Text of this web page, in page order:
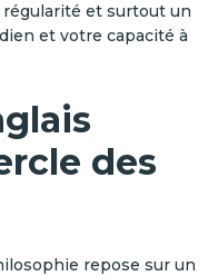
régularité et surtout un
et votre capacité à
des
repose sur un